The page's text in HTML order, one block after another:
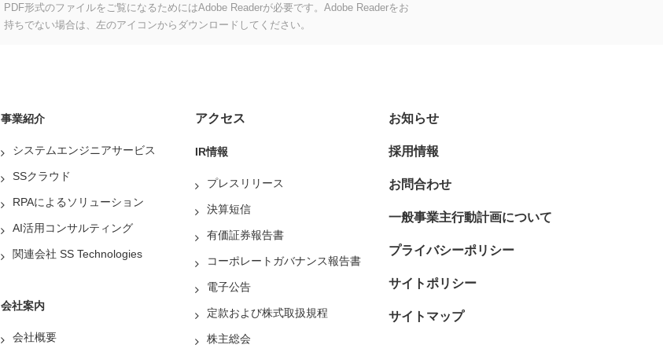
PDF形式のファイルをご覧になるためにはAdobe Readerが必要です。Adobe Readerをお
持ちでない場合は、左のアイコンからダウンロードしてください。
事業紹介
システムエンジニアサービス
SSクラウド
RPAによるソリューション
AI活用コンサルティング
関連会社 SS Technologies
会社案内
会社概要
アクセス
IR情報
プレスリリース
決算短信
有価証券報告書
コーポレートガバナンス報告書
電子公告
定款および株式取扱規程
株主総会
お知らせ
採用情報
お問合わせ
一般事業主行動計画について
プライバシーポリシー
サイトポリシー
サイトマップ